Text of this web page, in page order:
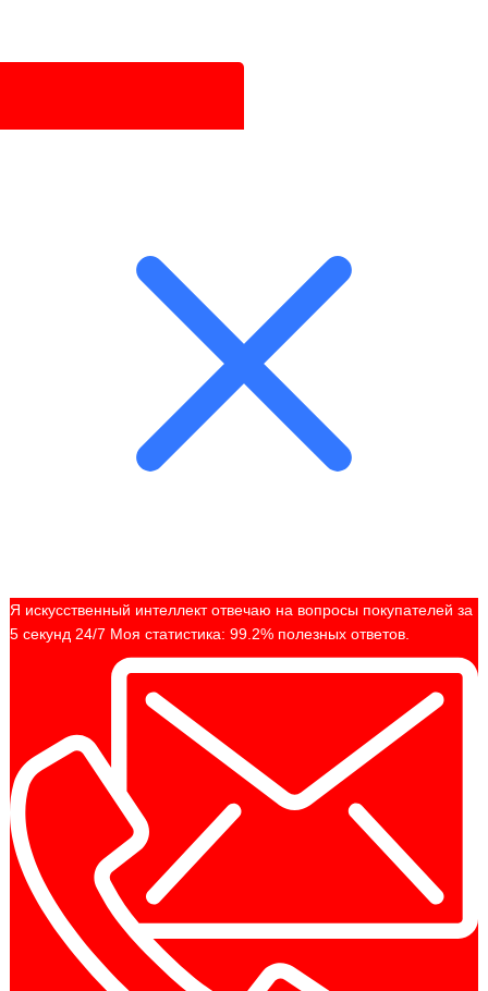
Я искусственный интеллект отвечаю на вопросы покупателей за
5 секунд 24/7 Моя статистика: 99.2% полезных ответов.